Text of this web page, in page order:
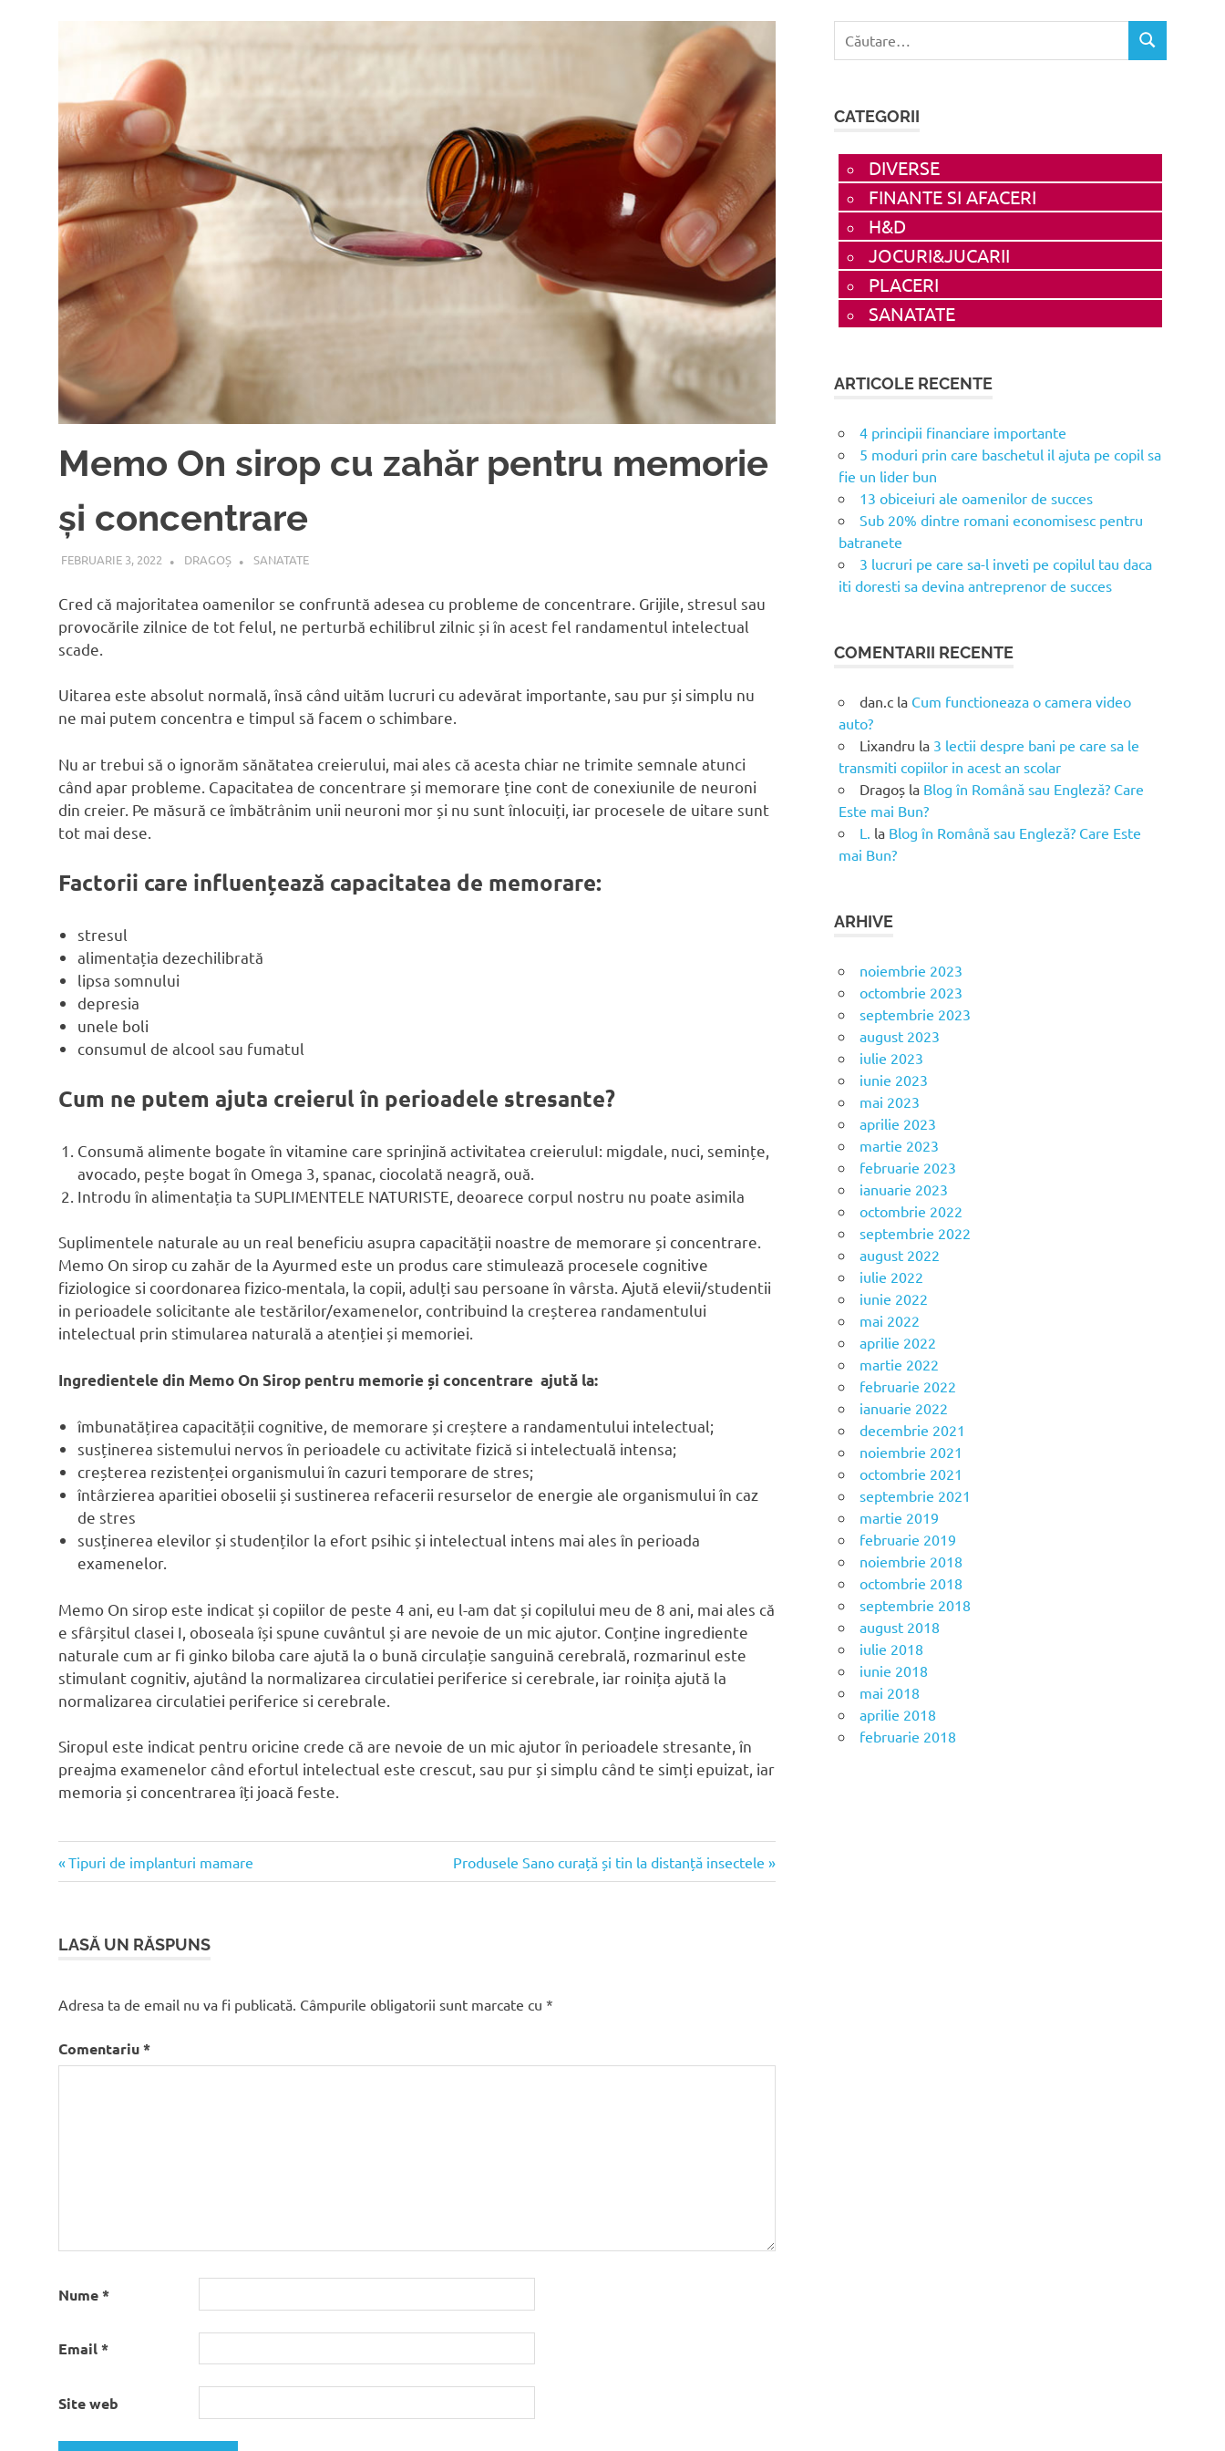
Memo On sirop cu zahăr pentru memorie
și concentrare
FEBRUARIE 3, 2022 DRAGOȘ SANATATE
Cred că majoritatea oamenilor se confruntă adesea cu probleme de concentrare. Grijile, stresul sau
provocările zilnice de tot felul, ne perturbă echilibrul zilnic și în acest fel randamentul intelectual
scade.
Uitarea este absolut normală, însă când uităm lucruri cu adevărat importante, sau pur și simplu nu
ne mai putem concentra e timpul să facem o schimbare.
Nu ar trebui să o ignorăm sănătatea creierului, mai ales că acesta chiar ne trimite semnale atunci
când apar probleme. Capacitatea de concentrare și memorare ține cont de conexiunile de neuroni
din creier. Pe măsură ce îmbătrânim unii neuroni mor și nu sunt înlocuiți, iar procesele de uitare sunt
tot mai dese.
Factorii care influențează capacitatea de memorare:
stresul
alimentația dezechilibrată
lipsa somnului
depresia
unele boli
consumul de alcool sau fumatul
Cum ne putem ajuta creierul în perioadele stresante?
Consumă alimente bogate în vitamine care sprinjină activitatea creieruluI: migdale, nuci, semințe,
avocado, pește bogat în Omega 3, spanac, ciocolată neagră, ouă.
Introdu în alimentația ta SUPLIMENTELE NATURISTE, deoarece corpul nostru nu poate asimila
Suplimentele naturale au un real beneficiu asupra capacității noastre de memorare și concentrare.
Memo On sirop cu zahăr de la Ayurmed este un produs care stimulează procesele cognitive
fiziologice si coordonarea fizico-mentala, la copii, adulți sau persoane în vârsta. Ajută elevii/studentii
in perioadele solicitante ale testărilor/examenelor, contribuind la creșterea randamentului
intelectual prin stimularea naturală a atenției și memoriei.
Ingredientele din Memo On Sirop pentru memorie și concentrare ajută la:
îmbunatățirea capacității cognitive, de memorare și creștere a randamentului intelectual;
susținerea sistemului nervos în perioadele cu activitate fizică si intelectuală intensa;
creșterea rezistenței organismului în cazuri temporare de stres;
întârzierea aparitiei oboselii și sustinerea refacerii resurselor de energie ale organismului în caz
de stres
susținerea elevilor și studenților la efort psihic și intelectual intens mai ales în perioada
examenelor.
Memo On sirop este indicat și copiilor de peste 4 ani, eu l-am dat și copilului meu de 8 ani, mai ales că
e sfârșitul clasei I, oboseala își spune cuvântul și are nevoie de un mic ajutor. Conține ingrediente
naturale cum ar fi ginko biloba care ajută la o bună circulație sanguină cerebrală, rozmarinul este
stimulant cognitiv, ajutând la normalizarea circulatiei periferice si cerebrale, iar roinița ajută la
normalizarea circulatiei periferice si cerebrale.
Siropul este indicat pentru oricine crede că are nevoie de un mic ajutor în perioadele stresante, în
preajma examenelor când efortul intelectual este crescut, sau pur și simplu când te simți epuizat, iar
memoria și concentrarea îți joacă feste.
Navigare
articole
Articolul
anterior:
Tipuri de implanturi mamare
Articolul
următor:
Produsele Sano curață și tin la distanță insectele
LASĂ UN RĂSPUNS
Adresa ta de email nu va fi publicată. Câmpurile obligatorii sunt marcate cu *
Comentariu*
Nume*
Email*
Site web
după:
CĂUTARE
CATEGORII
DIVERSE
FINANTE SI AFACERI
H&D
JOCURI&JUCARII
PLACERI
SANATATE
ARTICOLE RECENTE
4 principii financiare importante
5 moduri prin care baschetul il ajuta pe copil sa
fie un lider bun
13 obiceiuri ale oamenilor de succes
Sub 20% dintre romani economisesc pentru
batranete
3 lucruri pe care sa-l inveti pe copilul tau daca
iti doresti sa devina antreprenor de succes
COMENTARII RECENTE
dan.c la Cum functioneaza o camera video
auto?
Lixandru la 3 lectii despre bani pe care sa le
transmiti copiilor in acest an scolar
Dragoș la Blog în Română sau Engleză? Care
Este mai Bun?
L.
la Blog în Română sau Engleză? Care Este
mai Bun?
ARHIVE
noiembrie 2023
octombrie 2023
septembrie 2023
august 2023
iulie 2023
iunie 2023
mai 2023
aprilie 2023
martie 2023
februarie 2023
ianuarie 2023
octombrie 2022
septembrie 2022
august 2022
iulie 2022
iunie 2022
mai 2022
aprilie 2022
martie 2022
februarie 2022
ianuarie 2022
decembrie 2021
noiembrie 2021
octombrie 2021
septembrie 2021
martie 2019
februarie 2019
noiembrie 2018
octombrie 2018
septembrie 2018
august 2018
iulie 2018
iunie 2018
mai 2018
aprilie 2018
februarie 2018